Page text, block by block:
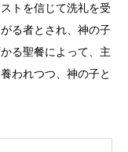
トを信じて洗礼を受
る者とされ、神の子
る聖餐によって、主
われつつ、神の子と